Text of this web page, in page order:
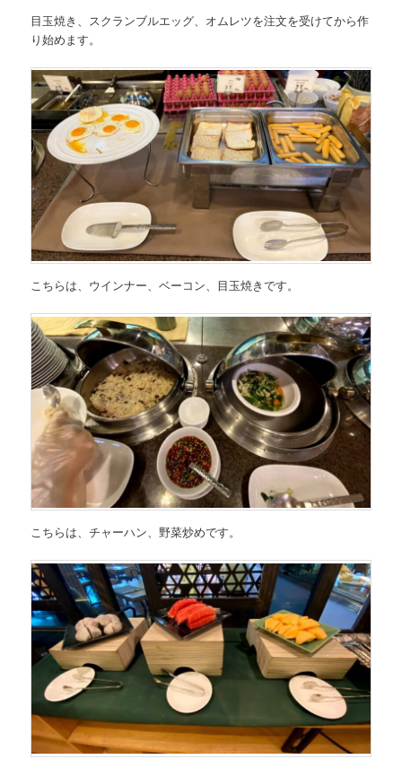
目玉焼き、スクランブルエッグ、オムレツを注文を受けてから作
り始めます。
こちらは、ウインナー、ベーコン、目玉焼きです。
こちらは、チャーハン、野菜炒めです。